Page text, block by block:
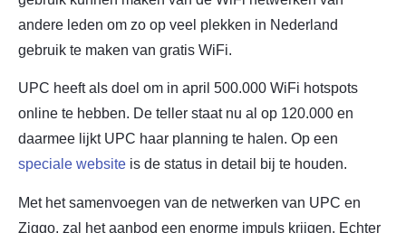
andere leden om zo op veel plekken in Nederland
gebruik te maken van gratis WiFi.
UPC heeft als doel om in april 500.000 WiFi hotspots
online te hebben. De teller staat nu al op 120.000 en
daarmee lijkt UPC haar planning te halen. Op een
speciale website is de status in detail bij te houden.
Met het samenvoegen van de netwerken van UPC en
Ziggo, zal het aanbod een enorme impuls krijgen. Echter